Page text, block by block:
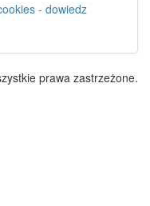
- dowiedz
prawa zastrzeżone.